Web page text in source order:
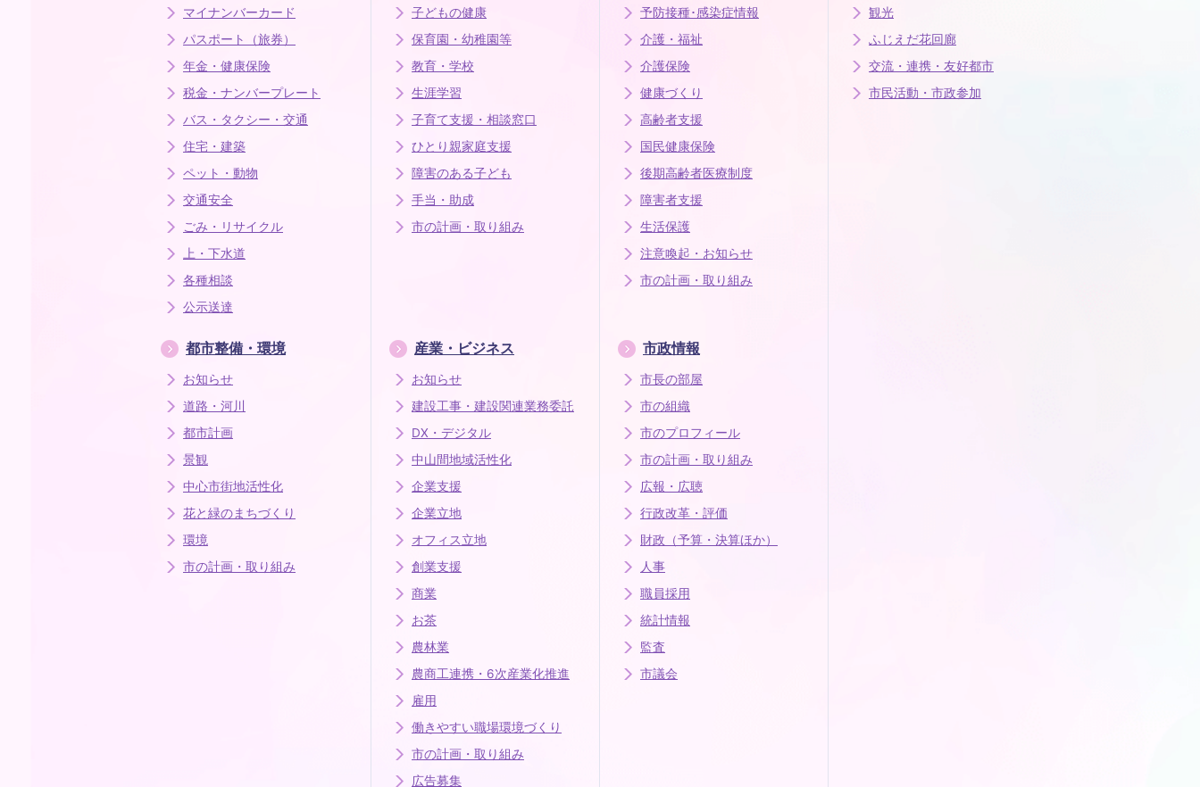
マイナンバーカード
パスポート（旅券）
年金・健康保険
税金・ナンバープレート
バス・タクシー・交通
住宅・建築
ペット・動物
交通安全
ごみ・リサイクル
上・下水道
各種相談
公示送達
子どもの健康
保育園・幼稚園等
教育・学校
生涯学習
子育て支援・相談窓口
ひとり親家庭支援
障害のある子ども
手当・助成
市の計画・取り組み
予防接種･感染症情報
介護・福祉
介護保険
健康づくり
高齢者支援
国民健康保険
後期高齢者医療制度
障害者支援
生活保護
注意喚起・お知らせ
市の計画・取り組み
観光
ふじえだ花回廊
交流・連携・友好都市
市民活動・市政参加
都市整備・環境
お知らせ
道路・河川
都市計画
景観
中心市街地活性化
花と緑のまちづくり
環境
市の計画・取り組み
産業・ビジネス
お知らせ
建設工事・建設関連業務委託
DX・デジタル
中山間地域活性化
企業支援
企業立地
オフィス立地
創業支援
商業
お茶
農林業
農商工連携・6次産業化推進
雇用
働きやすい職場環境づくり
市の計画・取り組み
広告募集
市政情報
市長の部屋
市の組織
市のプロフィール
市の計画・取り組み
広報・広聴
行政改革・評価
財政（予算・決算ほか）
人事
職員採用
統計情報
監査
市議会